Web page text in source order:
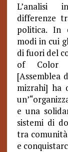
L’analisi
differenze
politica. In
modi in cui
di fuori del
of Color
[Assemblea
mizrahi] ha
e una
sistemi di
tra
e